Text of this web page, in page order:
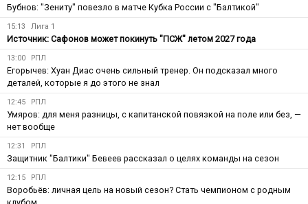
Бубнов: "Зениту" повезло в матче Кубка России с "Балтикой"
15:13 Лига 1
Источник: Сафонов может покинуть "ПСЖ" летом 2027 года
13:00 РПЛ
Егорычев: Хуан Диас очень сильный тренер. Он подсказал много
деталей, которые я до этого не знал
12:45 РПЛ
Умяров: для меня разницы, с капитанской повязкой на поле или без, —
нет вообще
12:31 РПЛ
Защитник "Балтики" Бевеев рассказал о целях команды на сезон
12:15 РПЛ
Воробьёв: личная цель на новый сезон? Стать чемпионом с родным